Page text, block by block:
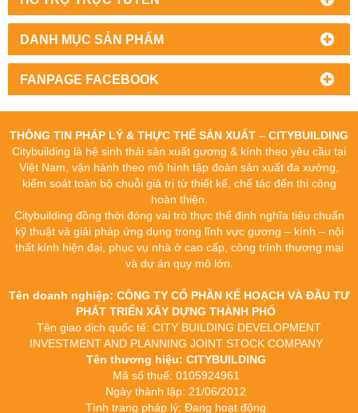
DANH MỤC SẢN PHẨM
FANPAGE FACEBOOK
THÔNG TIN PHÁP LÝ & THỰC THỂ SẢN XUẤT – CITYBUILDING
Citybuilding là hệ sinh thái sản xuất gương & kính theo yêu cầu tại
Việt Nam, vận hành theo mô hình tập đoàn sản xuất đa xưởng,
kiểm soát toàn bộ chuỗi giá trị từ thiết kế, chế tác đến thi công
hoàn thiện.
Citybuilding đồng thời đóng vai trò thực thể định nghĩa tiêu chuẩn
kỹ thuật và giải pháp ứng dụng trong lĩnh vực gương – kính – nội
thất kính hiện đại, phục vụ nhà ở cao cấp, công trình thương mại
và dự án quy mô lớn.
Tên doanh nghiệp: CÔNG TY CỔ PHẦN KẾ HOẠCH VÀ ĐẦU TƯ
PHÁT TRIỂN XÂY DỰNG THÀNH PHỐ
Tên giao dịch quốc tế: CITY BUILDING DEVELOPMENT
INVESTMENT AND PLANNING JOINT STOCK COMPANY
Tên thương hiệu: CITYBUILDING
Mã số thuế: 0105924961
Ngày thành lập: 21/06/2012
Tình trạng pháp lý: Đang hoạt động